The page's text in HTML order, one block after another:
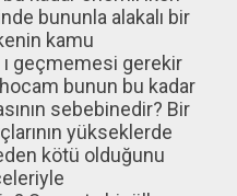
bununla alakalı bir
kamu
ı geçmemesi gerekir
bunun bu kadar
sebebinedir? Bir
yükseklerde
kötü olduğunu